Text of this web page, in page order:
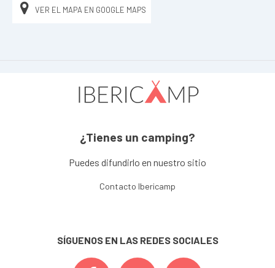
VER EL MAPA EN GOOGLE MAPS
¿Tienes un camping?
Puedes difundirlo en nuestro sitio
Contacto Ibericamp
SÍGUENOS EN LAS REDES SOCIALES